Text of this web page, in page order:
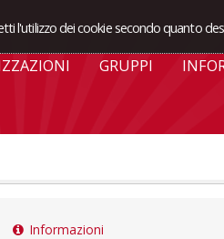
l'utilizzo dei cookie secondo quanto
GRUPPI
Informazioni